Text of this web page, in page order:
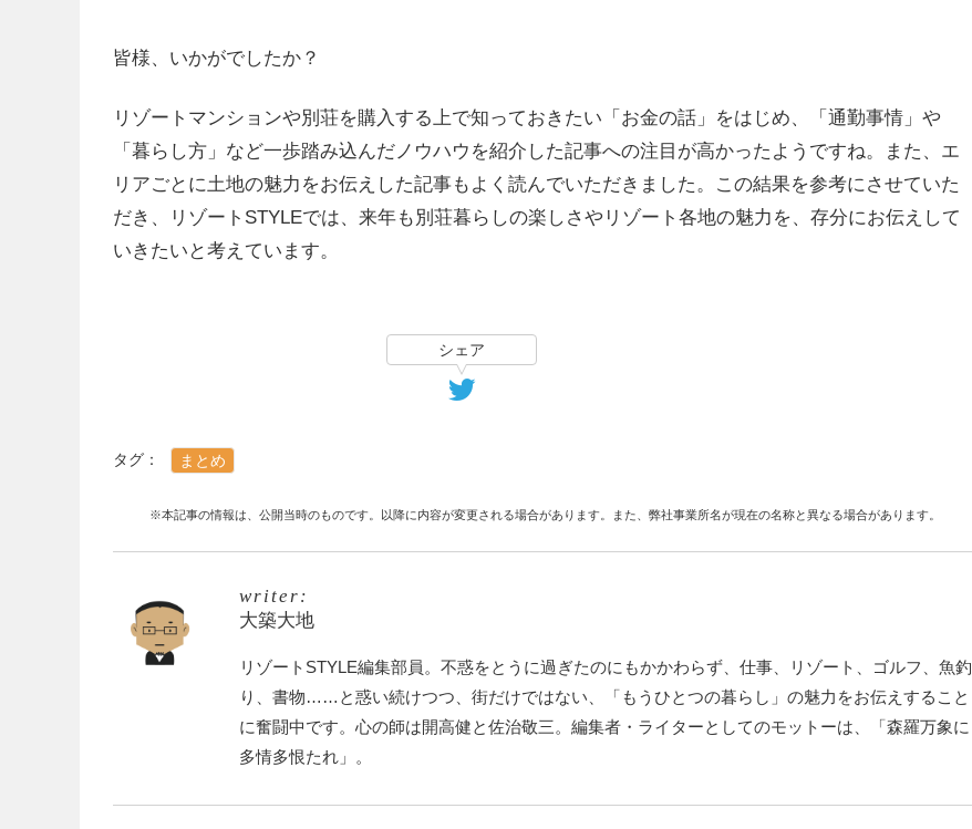
皆様、いかがでしたか？
リゾートマンションや別荘を購入する上で知っておきたい「お金の話」をはじめ、「通勤事情」や
「暮らし方」など一歩踏み込んだノウハウを紹介した記事への注目が高かったようですね。また、エ
リアごとに土地の魅力をお伝えした記事もよく読んでいただきました。この結果を参考にさせていた
だき、リゾートSTYLEでは、来年も別荘暮らしの楽しさやリゾート各地の魅力を、存分にお伝えして
いきたいと考えています。
シェア
タグ： まとめ
※本記事の情報は、公開当時のものです。以降に内容が変更される場合があります。また、弊社事業所名が現在の名称と異なる場合があります。
writer:
大築大地
リゾートSTYLE編集部員。不惑をとうに過ぎたのにもかかわらず、仕事、リゾート、ゴルフ、魚釣
り、書物……と惑い続けつつ、街だけではない、「もうひとつの暮らし」の魅力をお伝えすること
に奮闘中です。心の師は開高健と佐治敬三。編集者・ライターとしてのモットーは、「森羅万象に
多情多恨たれ」。